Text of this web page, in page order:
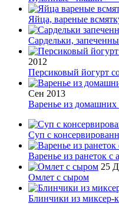
Яйца, вареные
Сардельки,
2012
Персиковый йогурт
Сен 2013
Варенье из домашних
Суп с
Варенье из ранеток с
25
Омлет с сыром
Блинчики из миксер-